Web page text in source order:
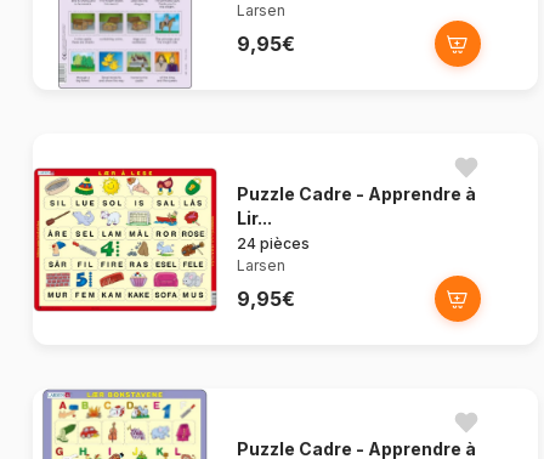
Larsen
9,95€
Puzzle Cadre - Apprendre à
Lir...
24 pièces
Larsen
9,95€
Puzzle Cadre - Apprendre à